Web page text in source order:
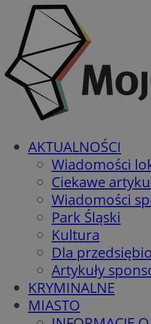
AKTUALNOŚCI
Wiadomości
Ciekawe
Wiadomości
Park Śląski
Kultura
Dla
Artykuły
KRYMINALNE
MIASTO